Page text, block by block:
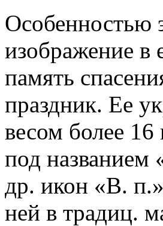
Особенностью
изображение в
память
праздник. Ее
весом более 16
под названием
др. икон «В.
ней в традиц.